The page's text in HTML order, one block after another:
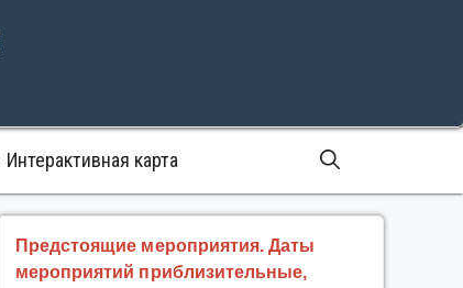
Интерактивная карта
Предстоящие мероприятия. Даты
мероприятий приблизительные,